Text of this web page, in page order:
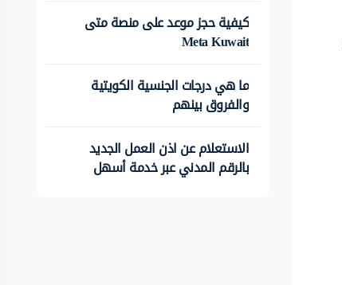
كيفية حجز موعد على منصة متى
Meta Kuwait
ما هي درجات الجنسية الكويتية
والفروق بينهم
الاستعلام عن اذن العمل الجديد
بالرقم المدني عبر خدمة أسهل